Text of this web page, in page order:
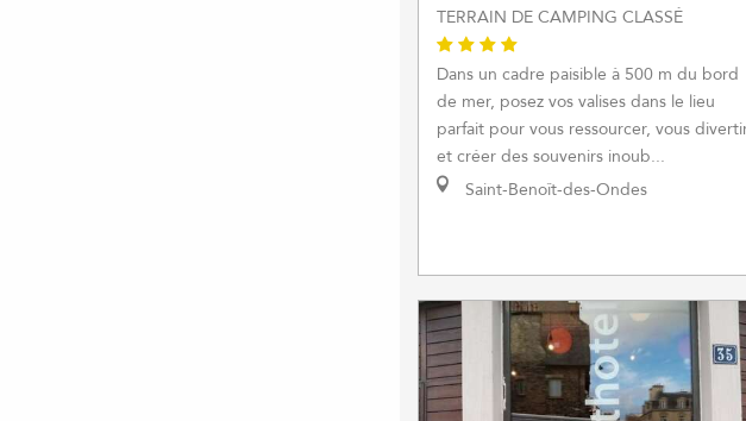
TERRAIN DE CAMPING CLASSÉ
Dans un cadre paisible à 500 m du bord
de mer, posez vos valises dans le lieu
parfait pour vous ressourcer, vous
et créer des souvenirs inoub...
Saint-Benoît-des-Ondes